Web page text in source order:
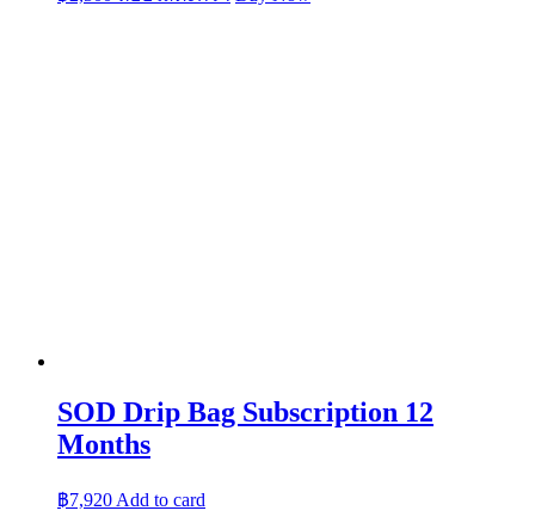
SOD Drip Bag Subscription 12
Months
฿7,920 Add to card